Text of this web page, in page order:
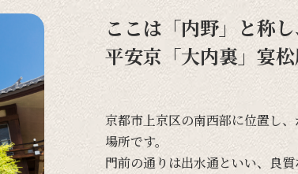
ここは「内野」と称
平安京「大内裏」宴
京都市上京区の南西部に位置し、
場所です。
門前の通りは出水通といい、 良質